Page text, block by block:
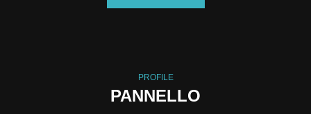
PROFILE
PANNELLO